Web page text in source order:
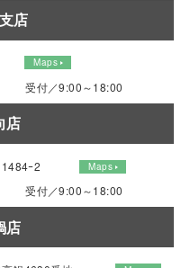
店
Maps
受付／9:00～18:00
店
ｰ2 Maps
受付／9:00～18:00
店